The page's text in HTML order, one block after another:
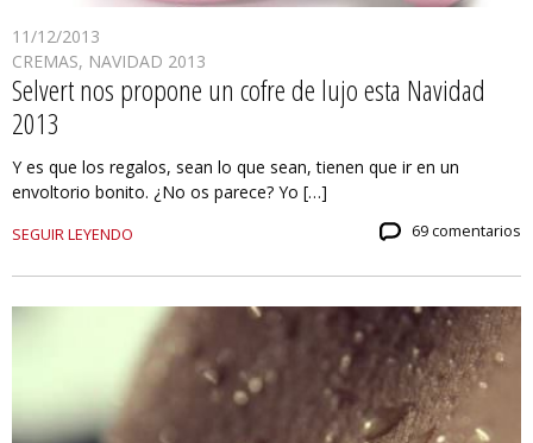
11/12/2013
CREMAS, NAVIDAD 2013
Selvert nos propone un cofre de lujo esta Navidad
2013
Y es que los regalos, sean lo que sean, tienen que ir en un
envoltorio bonito. ¿No os parece? Yo […]
SEGUIR LEYENDO 69 comentarios